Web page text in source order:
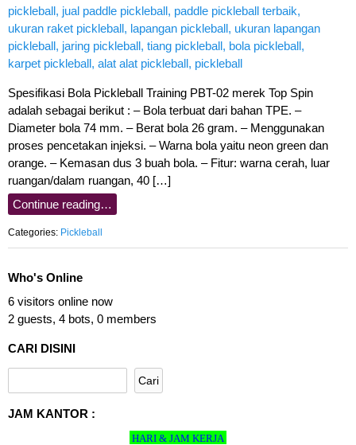
Spesifikasi Bola Pickleball Training PBT-02 merek Top Spin
adalah sebagai berikut : – Bola terbuat dari bahan TPE. –
Diameter bola 74 mm. – Berat bola 26 gram. – Menggunakan
proses pencetakan injeksi. – Warna bola yaitu neon green dan
orange. – Kemasan dus 3 buah bola. – Fitur: warna cerah, luar
ruangan/dalam ruangan, 40 […]
Continue reading…
Categories: Pickleball
Who's Online
6 visitors online now
2 guests, 4 bots, 0 members
CARI DISINI
JAM KANTOR :
HARI & JAM KERJA